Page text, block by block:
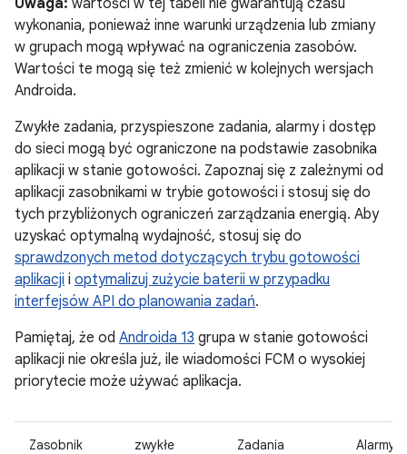
Uwaga: wartości w tej tabeli nie gwarantują czasu
wykonania, ponieważ inne warunki urządzenia lub zmiany
w grupach mogą wpływać na ograniczenia zasobów.
Wartości te mogą się też zmienić w kolejnych wersjach
Androida.
Zwykłe zadania, przyspieszone zadania, alarmy i dostęp
do sieci mogą być ograniczone na podstawie zasobnika
aplikacji w stanie gotowości. Zapoznaj się z zależnymi od
aplikacji zasobnikami w trybie gotowości i stosuj się do
tych przybliżonych ograniczeń zarządzania energią. Aby
uzyskać optymalną wydajność, stosuj się do
sprawdzonych metod dotyczących trybu gotowości
aplikacji i optymalizuj zużycie baterii w przypadku
interfejsów API do planowania zadań.
Pamiętaj, że od Androida 13 grupa w stanie gotowości
aplikacji nie określa już, ile wiadomości FCM o wysokiej
priorytecie może używać aplikacja.
Zasobnik
zwykłe
Zadania
Alarmy